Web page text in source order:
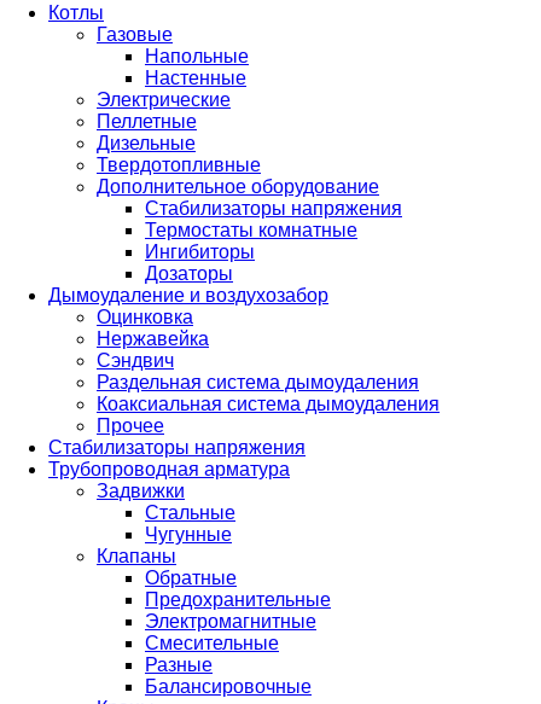
Котлы
Газовые
Напольные
Настенные
Электрические
Пеллетные
Дизельные
Твердотопливные
Дополнительное оборудование
Стабилизаторы напряжения
Термостаты комнатные
Ингибиторы
Дозаторы
Дымоудаление и воздухозабор
Оцинковка
Нержавейка
Сэндвич
Раздельная система дымоудаления
Коаксиальная система дымоудаления
Прочее
Стабилизаторы напряжения
Трубопроводная арматура
Задвижки
Стальные
Чугунные
Клапаны
Обратные
Предохранительные
Электромагнитные
Смесительные
Разные
Балансировочные